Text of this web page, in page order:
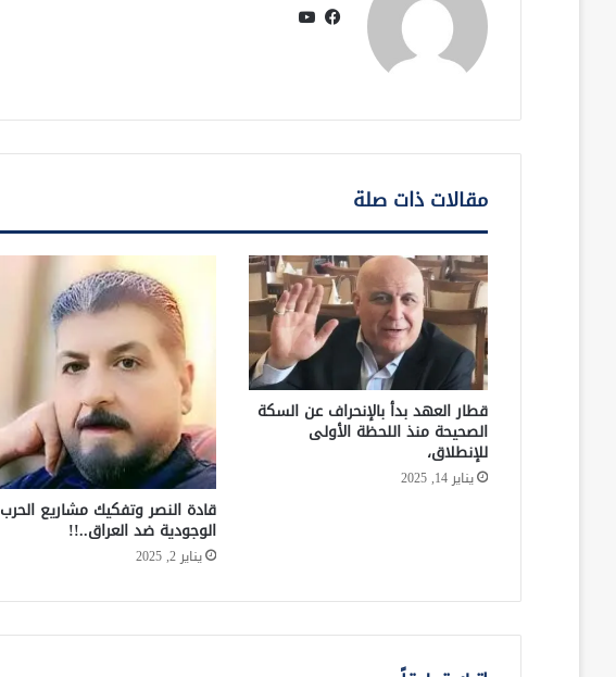
فيسبوك
مقالات ذات صلة
قطار العهد بدأ بالإنحراف عن السكة
الصحيحة منذ اللحظة الأولى
للإنطلاق،
يناير 14, 2025
قادة النصر وتفكيك مشاريع الحرب
الوجودية ضد العراق..!!
يناير 2, 2025